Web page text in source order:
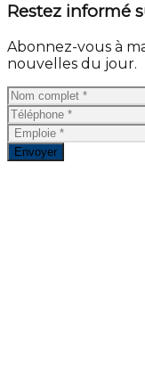
Restez informé
Abonnez-vous à
nouvelles du jour.
Envoyer